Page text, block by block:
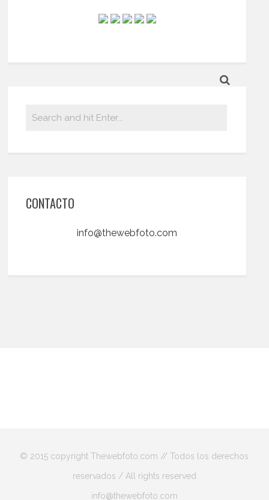
CONTACTO
info@thewebfoto.com
© 2015 copyright Thewebfoto.com // Todos los derechos
reservados / All rights reserved
info@thewebfoto.com